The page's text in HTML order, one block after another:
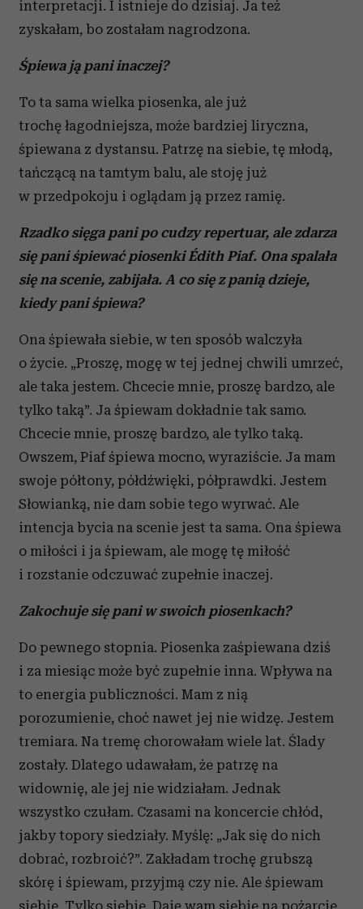
interpretacji. I istnieje do dzisiaj. Ja też
zyskałam, bo zostałam nagrodzona.
Śpiewa ją pani inaczej?
To ta sama wielka piosenka, ale już
trochę łagodniejsza, może bardziej liryczna,
śpiewana z dystansu. Patrzę na siebie, tę młodą,
tańczącą na tamtym balu, ale stoję już
w przedpokoju i oglądam ją przez ramię.
Rzadko sięga pani po cudzy repertuar, ale zdarza
się pani śpiewać piosenki Édith Piaf. Ona spalała
się na scenie, zabijała. A co się z panią dzieje,
kiedy pani śpiewa?
Ona śpiewała siebie, w ten sposób walczyła
o życie. „Proszę, mogę w tej jednej chwili umrzeć,
ale taka jestem. Chcecie mnie, proszę bardzo, ale
tylko taką”. Ja śpiewam dokładnie tak samo.
Chcecie mnie, proszę bardzo, ale tylko taką.
Owszem, Piaf śpiewa mocno, wyraziście. Ja mam
swoje półtony, półdźwięki, półprawdki. Jestem
Słowianką, nie dam sobie tego wyrwać. Ale
intencja bycia na scenie jest ta sama. Ona śpiewa
o miłości i ja śpiewam, ale mogę tę miłość
i rozstanie odczuwać zupełnie inaczej.
Zakochuje się pani w swoich piosenkach?
Do pewnego stopnia. Piosenka zaśpiewana dziś
i za miesiąc może być zupełnie inna. Wpływa na
to energia publiczności. Mam z nią
porozumienie, choć nawet jej nie widzę. Jestem
tremiara. Na tremę chorowałam wiele lat. Ślady
zostały. Dlatego udawałam, że patrzę na
widownię, ale jej nie widziałam. Jednak
wszystko czułam. Czasami na koncercie chłód,
jakby topory siedziały. Myślę: „Jak się do nich
dobrać, rozbroić?”. Zakładam trochę grubszą
skórę i śpiewam, przyjmą czy nie. Ale śpiewam
siebie. Tylko siebie. Daję wam siebie na pożarcie.